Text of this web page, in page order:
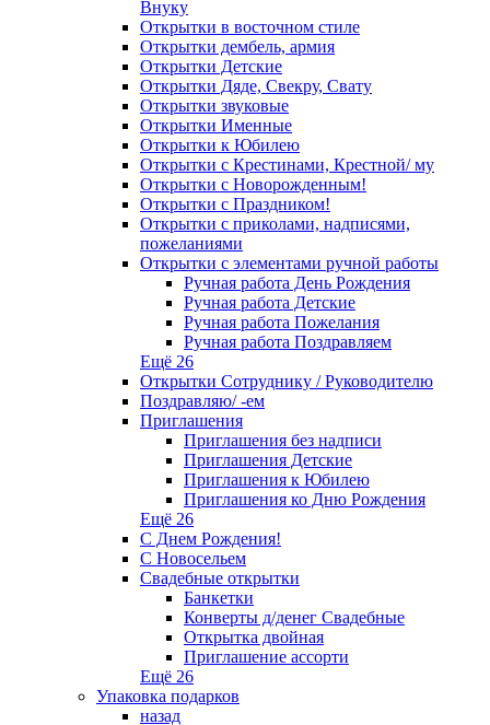
Внуку
Открытки в восточном стиле
Открытки дембель, армия
Открытки Детские
Открытки Дяде, Свекру, Свату
Открытки звуковые
Открытки Именные
Открытки к Юбилею
Открытки с Крестинами, Крестной/ му
Открытки с Новорожденным!
Открытки с Праздником!
Открытки с приколами, надписями,
пожеланиями
Открытки с элементами ручной работы
Ручная работа День Рождения
Ручная работа Детские
Ручная работа Пожелания
Ручная работа Поздравляем
Ещё 26
Открытки Сотруднику / Руководителю
Поздравляю/ -ем
Приглашения
Приглашения без надписи
Приглашения Детские
Приглашения к Юбилею
Приглашения ко Дню Рождения
Ещё 26
С Днем Рождения!
С Новосельем
Свадебные открытки
Банкетки
Конверты д/денег Свадебные
Открытка двойная
Приглашение ассорти
Ещё 26
Упаковка подарков
назад